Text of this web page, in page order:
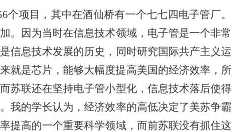
个项目，其中在酒仙桥有一个七七四电子管厂。
加。因为当时在信息技术领域，电子管是一个非常
信息技术发展的历史， 同时研究国际共产主义运
就是芯片，能够大幅度提高美国的经济效率 ， 所
而苏联还在坚持电子管小型化， 信息技术落后使得
我的学长认为，经济效率的高低决定了美苏争霸
提高的一个重要科学领域，而前苏联没有抓住这